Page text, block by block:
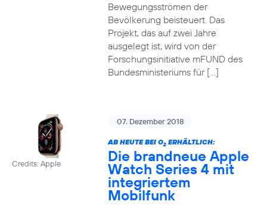
Bewegungsströmen der
Bevölkerung beisteuert. Das
Projekt, das auf zwei Jahre
ausgelegt ist, wird von der
Forschungsinitiative mFUND des
Bundesministeriums für […]
Credits: Apple
07. Dezember 2018
AB HEUTE BEI O2ERHÄLTLICH:
Die brandneue Apple
Watch Series 4 mit
integriertem
Mobilfunk